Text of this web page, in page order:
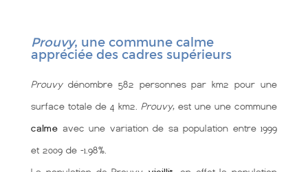
Prouvy, une commune calme
appréciée des cadres supérieurs
Prouvydénombre 582 personnes par km2 pour une
surface totale de 4 km2. Prouvy, est une une commune
calme avec une variation de sa population entre 1999
et 2009 de -1.98%.